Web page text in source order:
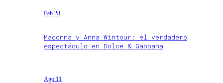
Feb 28
Madonna y Anna Wintour: el verdadero
espectáculo en Dolce & Gabbana
Ago 11